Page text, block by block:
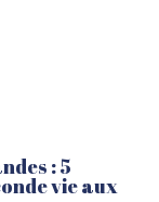
: 5
vie aux